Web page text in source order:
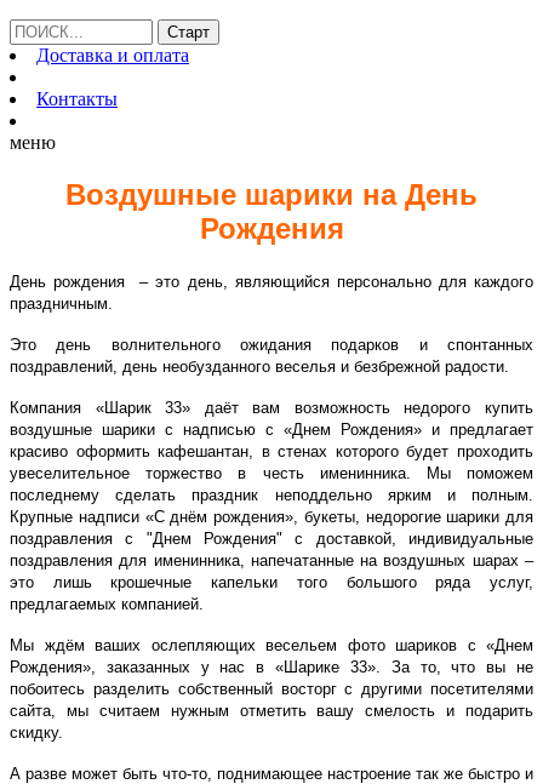
Доставка и оплата
Контакты
меню
Воздушные шарики на День
Рождения
День рождения – это день, являющийся персонально для каждого
праздничным.
Это день волнительного ожидания подарков и спонтанных
поздравлений, день необузданного веселья и безбрежной радости.
Компания «Шарик 33» даёт вам возможность недорого купить
воздушные шарики с надписью с «Днем Рождения» и предлагает
красиво оформить кафешантан, в стенах которого будет проходить
увеселительное торжество в честь именинника. Мы поможем
последнему сделать праздник неподдельно ярким и полным.
Крупные надписи «С днём рождения», букеты, недорогие шарики для
поздравления с "Днем Рождения" с доставкой, индивидуальные
поздравления для именинника, напечатанные на воздушных шарах –
это лишь крошечные капельки того большого ряда услуг,
предлагаемых компанией.
Мы ждём ваших ослепляющих весельем фото шариков с «Днем
Рождения», заказанных у нас в «Шарике 33». За то, что вы не
побоитесь разделить собственный восторг с другими посетителями
сайта, мы считаем нужным отметить вашу смелость и подарить
скидку.
А разве может быть что-то, поднимающее настроение так же быстро и